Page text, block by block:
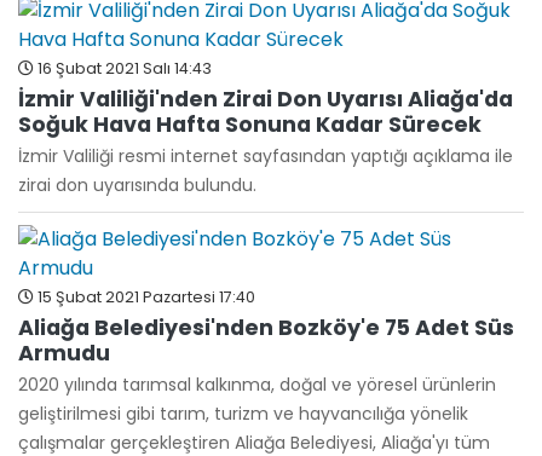
16 Şubat 2021 Salı 14:43
İzmir Valiliği'nden Zirai Don Uyarısı Aliağa'da
Soğuk Hava Hafta Sonuna Kadar Sürecek
İzmir Valiliği resmi internet sayfasından yaptığı açıklama ile
zirai don uyarısında bulundu.
15 Şubat 2021 Pazartesi 17:40
Aliağa Belediyesi'nden Bozköy'e 75 Adet Süs
Armudu
2020 yılında tarımsal kalkınma, doğal ve yöresel ürünlerin
geliştirilmesi gibi tarım, turizm ve hayvancılığa yönelik
çalışmalar gerçekleştiren Aliağa Belediyesi, Aliağa'yı tüm